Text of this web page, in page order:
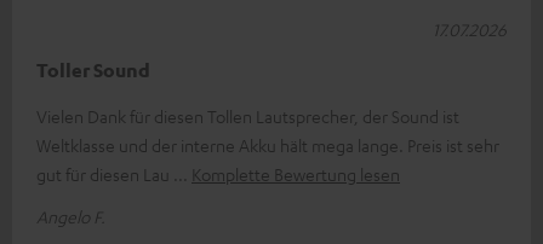
Toller Sound
Vielen Dank für diesen Tollen Lautsprecher, der Sound ist
Weltklasse und der interne Akku hält mega lange. Preis ist sehr
gut für diesen Lau
Komplette Bewertung lesen
Angelo F.
17.07.2026